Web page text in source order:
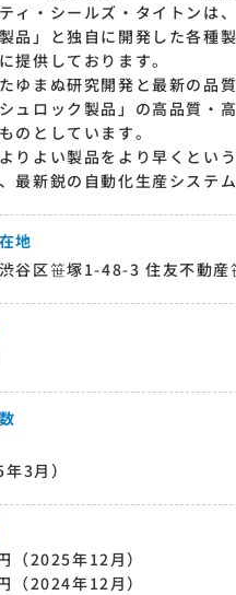
ィ・シールズ・タイトンは
品」と独自に開発した各種
提供しております。
ゆまぬ研究開発と最新の品
シュロック製品」の高品質・
のとしています。
りよい製品をより早くとい
最新鋭の自動化生産システ
地
谷区笹塚1-48-3 住友不動産
年3月）
（2025年12月）
（2024年12月）